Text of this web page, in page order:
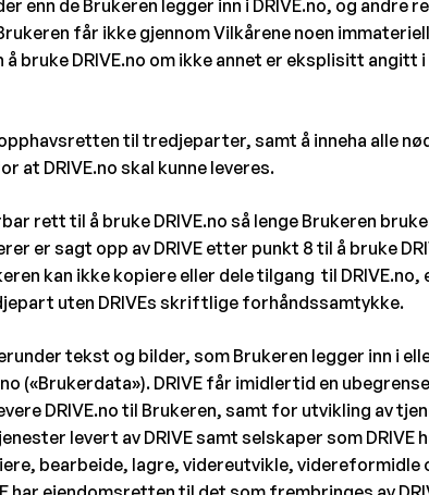
enn de Brukeren legger inn i DRIVE.no, og andre
får ikke gjennom Vilkårene noen
bruke DRIVE.no om ikke annet er eksplisitt angitt
til tredjeparter, samt å inneha alle
DRIVE.no skal kunne leveres.
rett til å bruke DRIVE.no så lenge Brukeren
er sagt opp av DRIVE etter punkt 8 til å bruke
kan ikke kopiere eller dele tilgang til DRIVE.no,
uten DRIVEs skriftlige forhåndssamtykke.
tekst og bilder, som Brukeren legger inn i
(«Brukerdata»). DRIVE får imidlertid en
DRIVE.no til Brukeren, samt for utvikling av
levert av DRIVE samt selskaper som DRIVE
bearbeide, lagre, videreutvikle, videreformidle